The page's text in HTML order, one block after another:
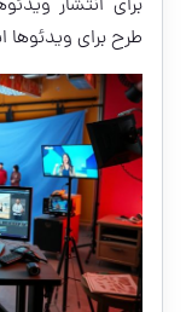
برای انتشار
طرح برای